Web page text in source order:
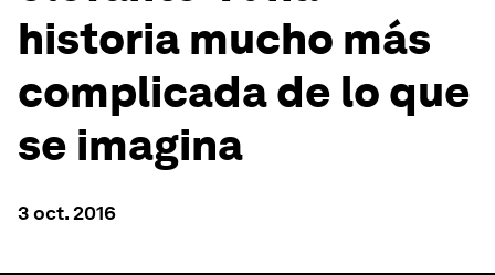
historia mucho más
complicada de lo que
se imagina
3 oct. 2016